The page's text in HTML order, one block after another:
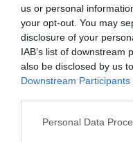
us or personal
your opt-out. You may
disclosure of your
IAB’s list of downstream
also be disclosed by us
Downstream Participants
Personal Data